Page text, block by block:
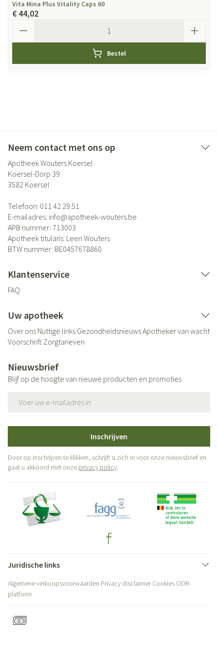
Vita Mina Plus Vitality Caps 60
€ 44,02
Bestel
Neem contact met ons op
Apotheek Wouters Koersel
Koersel-Dorp 39
3582 Koersel
Telefoon: 011 42 29 51
E-mailadres: info@apotheek-wouters.be
APB nummer: 713003
Apotheek titularis: Leen Wouters
BTW nummer: BE0457678860
Klantenservice
FAQ
Uw apotheek
Over ons Nuttige links GezondheidsnieuwsApotheker van wacht
Voorschrift Zorgtarieven
Nieuwsbrief
Blijf op de hoogte van nieuwe producten en promoties
Inschrijven
Door op inschrijven te klikken, schrijft u zich in voor onze nieuwsbrief en
gaat u akkoord met onze privacy policy.
Juridische links
Algemene verkoopsvoorwaarden Privacy disclaimer Cookies ODR-
platform